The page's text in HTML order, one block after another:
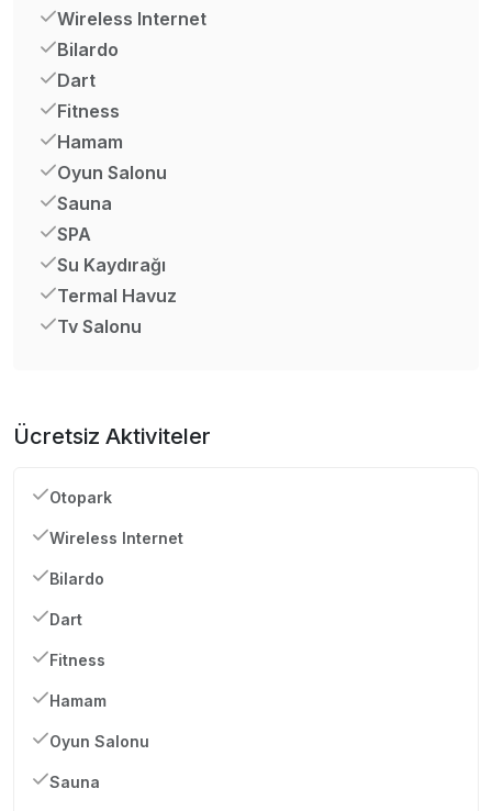
Wireless Internet
Bilardo
Dart
Fitness
Hamam
Oyun Salonu
Sauna
SPA
Su Kaydırağı
Termal Havuz
Tv Salonu
Ücretsiz Aktiviteler
Otopark
Wireless Internet
Bilardo
Dart
Fitness
Hamam
Oyun Salonu
Sauna